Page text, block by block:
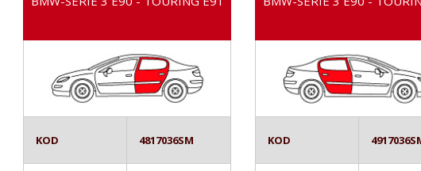
KOD 4817036SM KOD